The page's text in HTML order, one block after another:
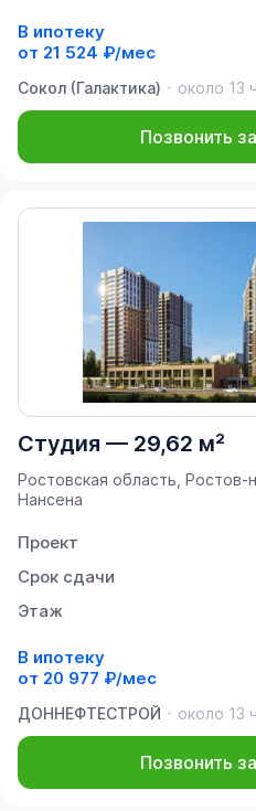
В ипотеку
от 21 524 ₽/мес
Сокол (Галактика)
около 13
Позвонить
Студия — 29,62 м²
Ростовская область,
Нансена
Проект
Срок сдачи
Этаж
В ипотеку
от 20 977 ₽/мес
ДОННЕФТЕСТРОЙ
около 13
Позвонить